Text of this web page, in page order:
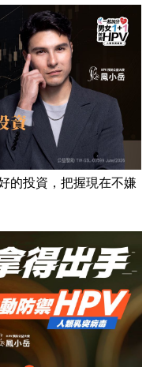
的投資，把握現在不嫌